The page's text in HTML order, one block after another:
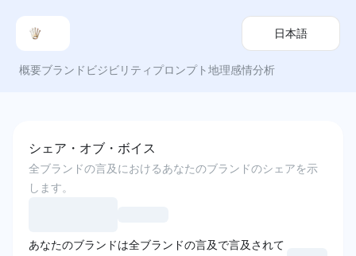
日本語
概要ブランドビジビリティ プロンプト地理感情分析
シェア・オブ・ボイス
全ブランドの言及におけるあなたのブランドのシェアを示
します。
あなたのブランドは全ブランドの言及で言及されて